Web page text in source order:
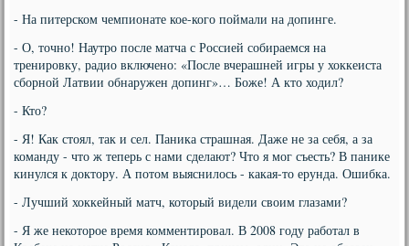
- На питерском чемпионате кое-кого поймали на допинге.
- О, точно! Наутро после матча с Россией собираемся на
тренировку, радио включено: «После вчерашней игры у хоккеиста
сборной Латвии обнаружен допинг»… Боже! А кто ходил?
- Кто?
- Я! Как стоял, так и сел. Паника страшная. Даже не за себя, а за
команду - что ж теперь с нами сделают? Что я мог съесть? В панике
кинулся к доктору. А потом выяснилось - какая-то ерунда. Ошибка.
- Лучший хоккейный матч, который видели своим глазами?
- Я же некоторое время комментировал. В 2008 году работал в